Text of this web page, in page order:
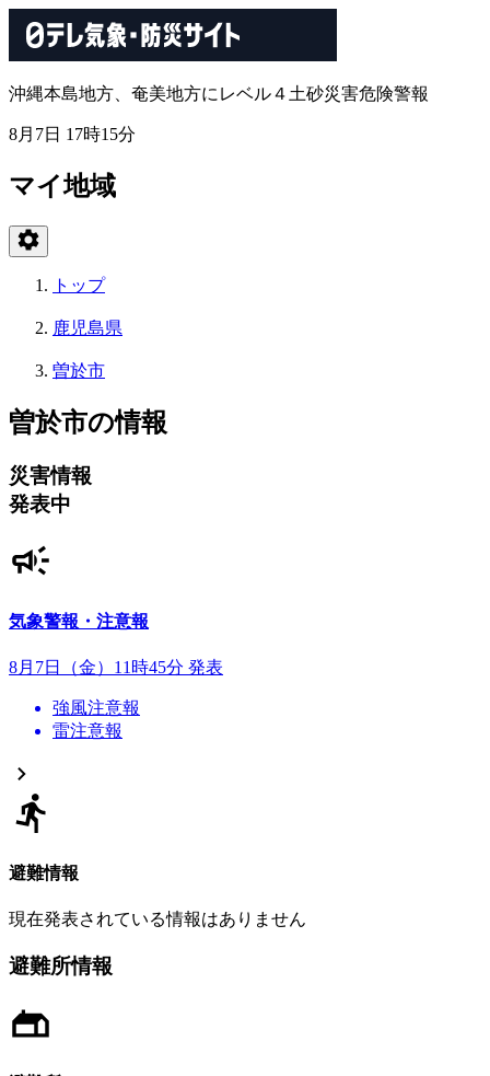
沖縄本島地方、奄美地方にレベル４土砂災害危険警報
8月7日 17時15分
マイ地域
トップ
鹿児島県
曽於市
曽於市の情報
災害情報
発表中
気象警報・注意報
8月7日（金）11時45分 発表
強風注意報
雷注意報
避難情報
現在発表されている情報はありません
避難所情報